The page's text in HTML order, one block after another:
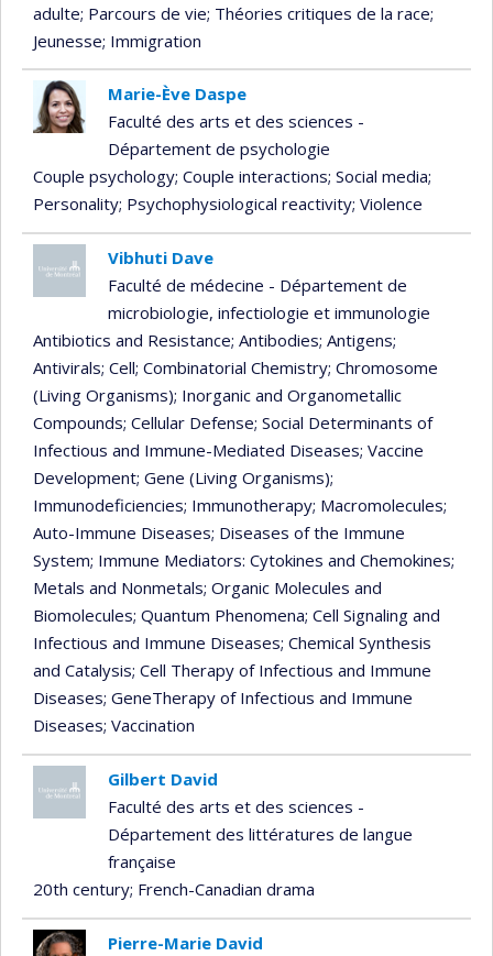
adulte; Parcours de vie; Théories critiques de la race;
Jeunesse; Immigration
Marie-Ève Daspe
Faculté des arts et des sciences -
Département de psychologie
Couple psychology; Couple interactions; Social media;
Personality; Psychophysiological reactivity; Violence
Vibhuti Dave
Faculté de médecine - Département de
microbiologie, infectiologie et immunologie
Antibiotics and Resistance; Antibodies; Antigens;
Antivirals; Cell; Combinatorial Chemistry; Chromosome
(Living Organisms); Inorganic and Organometallic
Compounds; Cellular Defense; Social Determinants of
Infectious and Immune-Mediated Diseases; Vaccine
Development; Gene (Living Organisms);
Immunodeficiencies; Immunotherapy; Macromolecules;
Auto-Immune Diseases; Diseases of the Immune
System; Immune Mediators: Cytokines and Chemokines;
Metals and Nonmetals; Organic Molecules and
Biomolecules; Quantum Phenomena; Cell Signaling and
Infectious and Immune Diseases; Chemical Synthesis
and Catalysis; Cell Therapy of Infectious and Immune
Diseases; GeneTherapy of Infectious and Immune
Diseases; Vaccination
Gilbert David
Faculté des arts et des sciences -
Département des littératures de langue
française
20th century; French-Canadian drama
Pierre-Marie David